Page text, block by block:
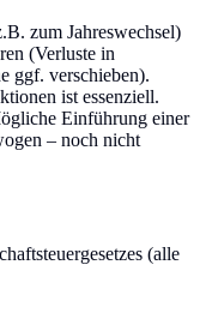
zum Jahreswechsel)
(Verluste in
ggf. verschieben).
ist essenziell.
Einführung einer
– noch nicht
(alle